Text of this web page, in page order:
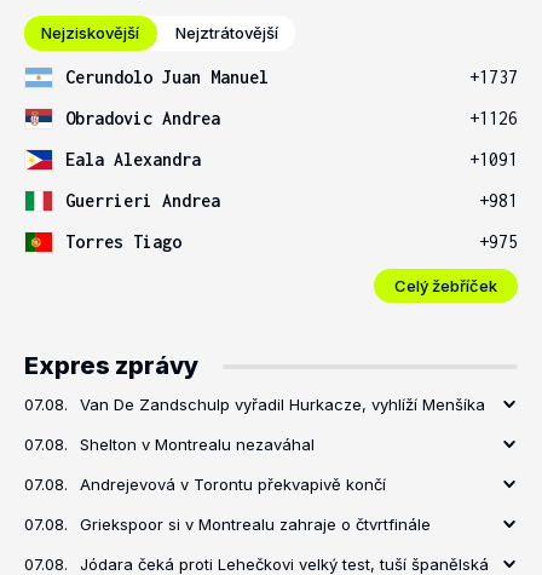
Nejziskovější Nejztrátovější
Cerundolo Juan Manuel
+1737
Obradovic Andrea
+1126
Eala Alexandra
+1091
Guerrieri Andrea
+981
Torres Tiago
+975
Celý žebříček
Expres zprávy
07.08. Van De Zandschulp vyřadil Hurkacze, vyhlíží Menšíka
07.08. Shelton v Montrealu nezaváhal
07.08. Andrejevová v Torontu překvapivě končí
07.08. Griekspoor si v Montrealu zahraje o čtvrtfinále
07.08.
Jódara čeká proti Lehečkovi velký test, tuší španělská